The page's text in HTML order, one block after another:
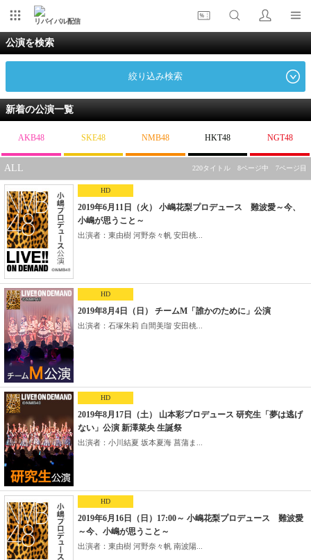
リバイバル配信
公演を検索
絞り込み検索
新着の公演一覧
AKB48 SKE48 NMB48 HKT48 NGT48
ALL 220タイトル 8ページ中 7ページ目
HD
2019年6月11日（火） 小嶋花梨プロデュース 難波愛～今、
小嶋が思うこと～
出演者：東由樹 河野奈々帆 安田桃...
HD
2019年8月4日（日） チームM「誰かのために」公演
出演者：石塚朱莉 白間美瑠 安田桃...
HD
2019年8月17日（土） 山本彩プロデュース 研究生「夢は逃げ
ない」公演 新澤菜央 生誕祭
出演者：小川結夏 坂本夏海 菖蒲ま...
HD
2019年6月16日（日）17:00～ 小嶋花梨プロデュース 難波愛
～今、小嶋が思うこと～
出演者：東由樹 河野奈々帆 南波陽...